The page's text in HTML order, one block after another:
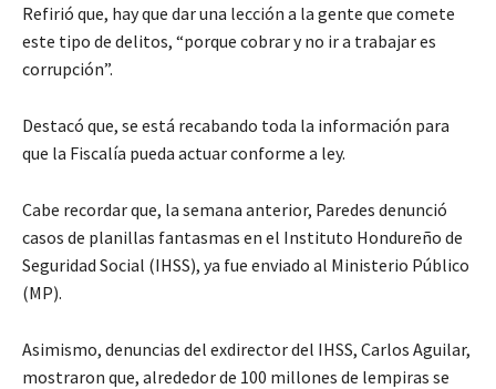
Refirió que, hay que dar una lección a la gente que comete
este tipo de delitos, “porque cobrar y no ir a trabajar es
corrupción”.
Destacó que, se está recabando toda la información para
que la Fiscalía pueda actuar conforme a ley.
Cabe recordar que, la semana anterior, Paredes denunció
casos de planillas fantasmas en el Instituto Hondureño de
Seguridad Social (IHSS), ya fue enviado al Ministerio Público
(MP).
Asimismo, denuncias del exdirector del IHSS, Carlos Aguilar,
mostraron que, alrededor de 100 millones de lempiras se